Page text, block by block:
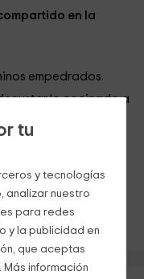
tu
y tecnologías
analizar nuestro
para redes
y la publicidad en
que aceptas
información
en la
empedrados.
lo cocinado a
nada podrás
de la zona así
durante tus